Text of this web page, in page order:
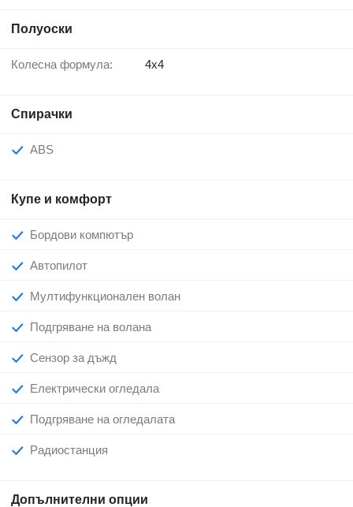
Полуоски
Колесна формула: 4x4
Спирачки
ABS
Купе и комфорт
Бордови компютър
Автопилот
Мултифункционален волан
Подгряване на волана
Сензор за дъжд
Електрически огледала
Подгряване на огледалата
Радиостанция
Допълнителни опции